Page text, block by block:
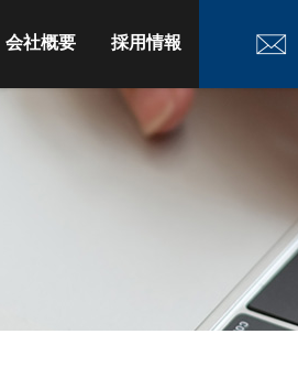
会社概要 採用情報